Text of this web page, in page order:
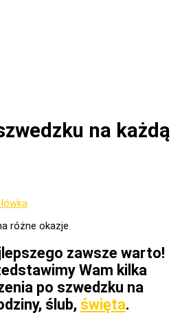
na każdą
zawsze warto!
Wam kilka
po szwedzku na
ślub, święta.